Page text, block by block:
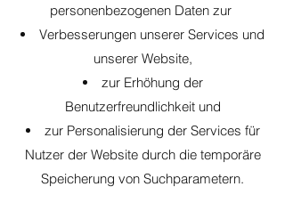
personenbezogenen Daten zur
Verbesserungen unserer Services und
unserer Website,
zur Erhöhung der
Benutzerfreundlichkeit und
zur Personalisierung der Services für
Nutzer der Website durch die temporäre
Speicherung von Suchparametern.